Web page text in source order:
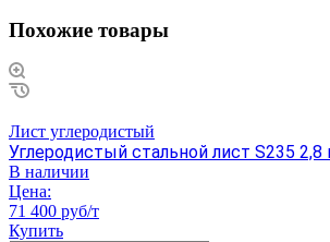
Похожие товары
Лист углеродистый
Углеродистый стальной лист S235
В наличии
Цена:
71 400 руб/т
Купить